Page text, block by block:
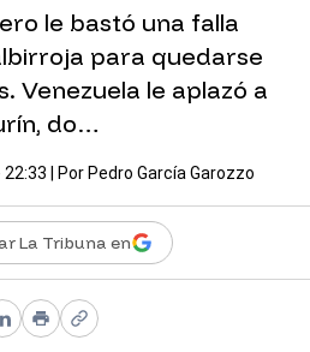
le bastó una falla
para quedarse
Venezuela le aplazó a
do…
| Por Pedro García Garozzo
La Tribuna en
LinkedIn
PrintCopy link